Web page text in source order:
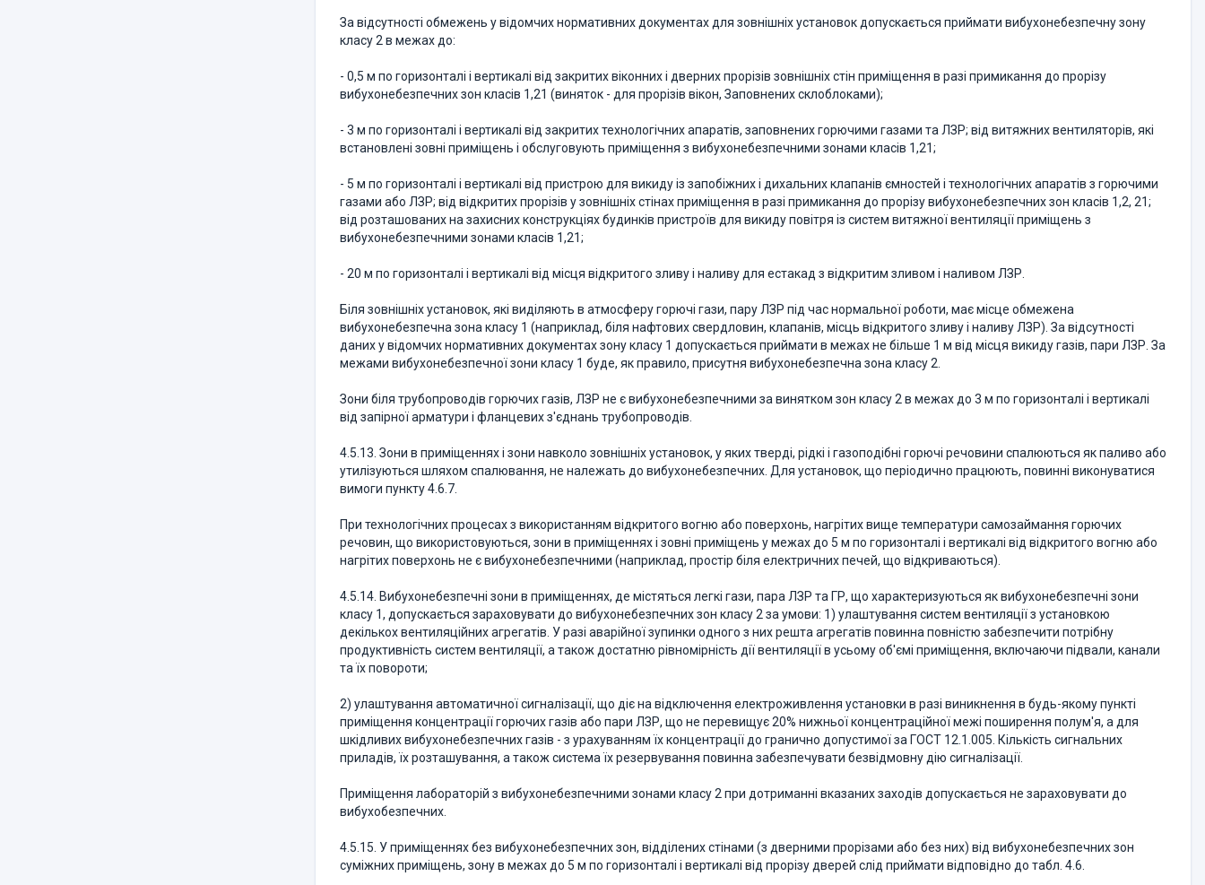
За відсутності обмежень у відомчих нормативних документах для зовнішніх установок допускається приймати вибухонебезпечну зону
класу 2 в межах до:
- 0,5 м по горизонталі і вертикалі від закритих віконних і дверних прорізів зовнішніх стін приміщення в разі примикання до прорізу
вибухонебезпечних зон класів 1,21 (виняток - для прорізів вікон, Заповнених склоблоками);
- 3 м по горизонталі і вертикалі від закритих технологічних апаратів, заповнених горючими газами та ЛЗР; від витяжних вентиляторів, які
встановлені зовні приміщень і обслуговують приміщення з вибухонебезпечними зонами класів 1,21;
- 5 м по горизонталі і вертикалі від пристрою для викиду із запобіжних і дихальних клапанів ємностей і технологічних апаратів з горючими
газами або ЛЗР; від відкритих прорізів у зовнішніх стінах приміщення в разі примикання до прорізу вибухонебезпечних зон класів 1,2, 21;
від розташованих на захисних конструкціях будинків пристроїв для викиду повітря із систем витяжної вентиляції приміщень з
вибухонебезпечними зонами класів 1,21;
- 20 м по горизонталі і вертикалі від місця відкритого зливу і наливу для естакад з відкритим зливом і наливом ЛЗР.
Біля зовнішніх установок, які виділяють в атмосферу горючі гази, пару ЛЗР під час нормальної роботи, має місце обмежена
вибухонебезпечна зона класу 1 (наприклад, біля нафтових свердловин, клапанів, місць відкритого зливу і наливу ЛЗР). За відсутності
даних у відомчих нормативних документах зону класу 1 допускається приймати в межах не більше 1 м від місця викиду газів, пари ЛЗР. За
межами вибухонебезпечної зони класу 1 буде, як правило, присутня вибухонебезпечна зона класу 2.
Зони біля трубопроводів горючих газів, ЛЗР не є вибухонебезпечними за винятком зон класу 2 в межах до 3 м по горизонталі і вертикалі
від запірної арматури і фланцевих з'єднань трубопроводів.
4.5.13. Зони в приміщеннях і зони навколо зовнішніх установок, у яких тверді, рідкі і газоподібні горючі речовини спалюються як паливо або
утилізуються шляхом спалювання, не належать до вибухонебезпечних. Для установок, що періодично працюють, повинні виконуватися
вимоги пункту 4.6.7.
При технологічних процесах з використанням відкритого вогню або поверхонь, нагрітих вище температури самозаймання горючих
речовин, що використовуються, зони в приміщеннях і зовні приміщень у межах до 5 м по горизонталі і вертикалі від відкритого вогню або
нагрітих поверхонь не є вибухонебезпечними (наприклад, простір біля електричних печей, що відкриваються).
4.5.14. Вибухонебезпечні зони в приміщеннях, де містяться легкі гази, пара ЛЗР та ГР, що характеризуються як вибухонебезпечні зони
класу 1, допускається зараховувати до вибухонебезпечних зон класу 2 за умови: 1) улаштування систем вентиляції з установкою
декількох вентиляційних агрегатів. У разі аварійної зупинки одного з них решта агрегатів повинна повністю забезпечити потрібну
продуктивність систем вентиляції, а також достатню рівномірність дії вентиляції в усьому об'ємі приміщення, включаючи підвали, канали
та їх повороти;
2) улаштування автоматичної сигналізації, що діє на відключення електроживлення установки в разі виникнення в будь-якому пункті
приміщення концентрації горючих газів або пари ЛЗР, що не перевищує 20% нижньої концентраційної межі поширення полум'я, а для
шкідливих вибухонебезпечних газів - з урахуванням їх концентрації до гранично допустимої за ГОСТ 12.1.005. Кількість сигнальних
приладів, їх розташування, а також система їх резервування повинна забезпечувати безвідмовну дію сигналізації.
Приміщення лабораторій з вибухонебезпечними зонами класу 2 при дотриманні вказаних заходів допускається не зараховувати до
вибухобезпечних.
4.5.15. У приміщеннях без вибухонебезпечних зон, відділених стінами (з дверними прорізами або без них) від вибухонебезпечних зон
суміжних приміщень, зону в межах до 5 м по горизонталі і вертикалі від прорізу дверей слід приймати відповідно до табл. 4.6.